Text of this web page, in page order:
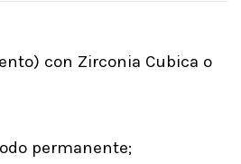
con Zirconia Cubica o
permanente;